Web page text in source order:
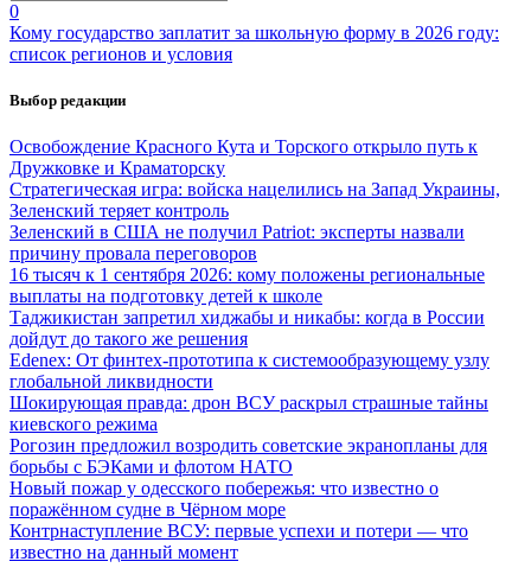
0
Кому государство заплатит за школьную форму в 2026 году:
список регионов и условия
Выбор редакции
Освобождение Красного Кута и Торского открыло путь к
Дружковке и Краматорску
Стратегическая игра: войска нацелились на Запад Украины,
Зеленский теряет контроль
Зеленский в США не получил Patriot: эксперты назвали
причину провала переговоров
16 тысяч к 1 сентября 2026: кому положены региональные
выплаты на подготовку детей к школе
Таджикистан запретил хиджабы и никабы: когда в России
дойдут до такого же решения
Edenex: От финтех-прототипа к системообразующему узлу
глобальной ликвидности
Шокирующая правда: дрон ВСУ раскрыл страшные тайны
киевского режима
Рогозин предложил возродить советские экранопланы для
борьбы с БЭКами и флотом НАТО
Новый пожар у одесского побережья: что известно о
поражённом судне в Чёрном море
Контрнаступление ВСУ: первые успехи и потери — что
известно на данный момент